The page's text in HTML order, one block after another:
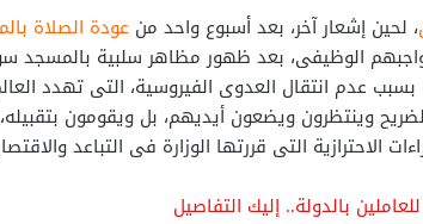
، لحين إشعار آخر، بعد أسبوع واحد من عودة الصلاة
الوظيفى، بعد ظهور مظاهر سلبية بالمسجد
عدم انتقال العدوى الفيروسية، التى تهدد
وينتظرون ويضعون أيديهم، بل ويقومون
الاحترازية التى قررتها الوزارة فى التباعد
بالدولة.. إليك التفاصيل